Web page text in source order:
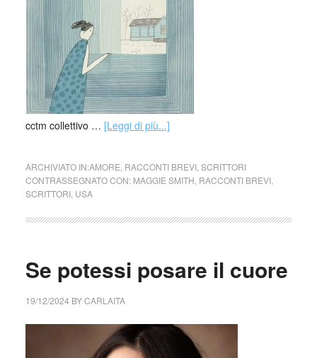
cctm collettivo … [Leggi di più...]
ARCHIVIATO IN:AMORE RACCONTI BREVI, SCRITTORI
CONTRASSEGNATO CON: MAGGIE SMITH RACCONTI BREVI,
SCRITTORI, USA
Se potessi posare il cuore
19/12/2024 BYCARLAITA